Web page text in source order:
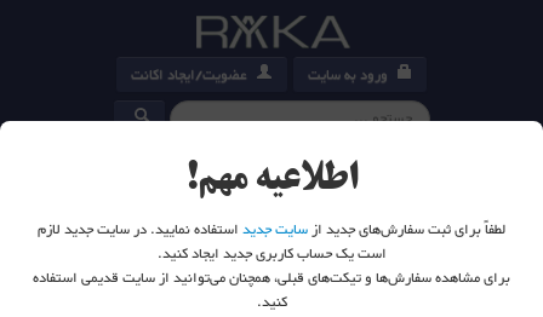
ورود به سایت عضویت/ایجاد اکانت
کارت خرید
شما اینجا هستید:خانه وبلاگ IPV6
اطلاعیه مهم!
لطفاً برای ثبت سفارش‌های جدید ازسایت جدیداستفاده نمایید. در سایت جدید لازم
است یک حساب کاربری جدید ایجاد کنید.
برای مشاهده سفارش‌ها و تیکت‌های قبلی، همچنان می‌توانید از سایت قدیمی استفاده
کنید.